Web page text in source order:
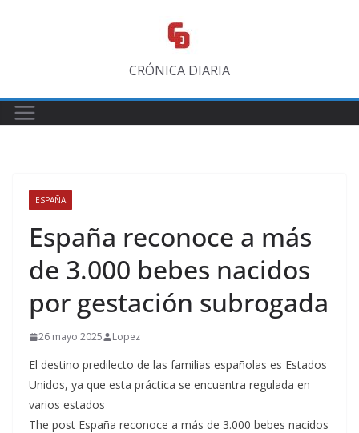
CRÓNICA DIARIA
ESPAÑA
España reconoce a más
de 3.000 bebes nacidos
por gestación subrogada
26 mayo 2025 Lopez
El destino predilecto de las familias españolas es Estados
Unidos, ya que esta práctica se encuentra regulada en
varios estados
The post España reconoce a más de 3.000 bebes nacidos